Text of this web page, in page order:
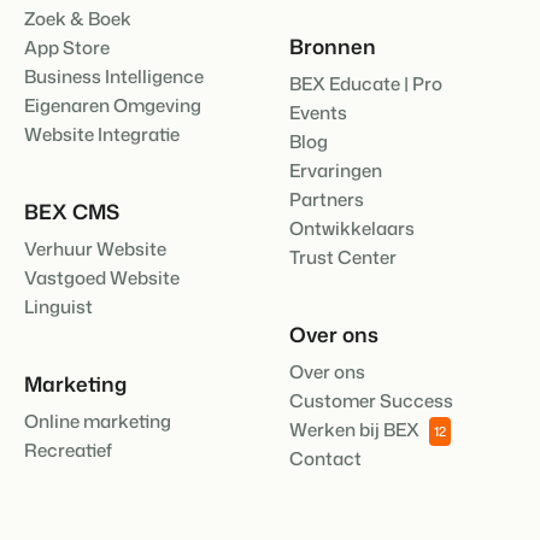
Klantverhaal Hofparken
Zoek & Boek
App Store
Business Intelligence
Eigenaren Omgeving
Website Integratie
BEX CMS
Verhuur Website
Vastgoed Website
Linguist
Marketing
Online marketing
Recreatief
Bronnen
BEX Educate | Pro
Events
Blog
Ervaringen
Partners
Ontwikkelaars
Trust Center
Over ons
Over ons
Customer Success
Werken bij BEX
12
Contact